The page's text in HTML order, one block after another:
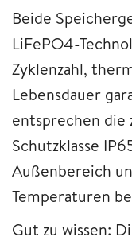
Beide
LiFePO4-
Zyklenzahl,
Lebensdauer
entsprechen die
Schutzklasse
Außenbereich
Temperaturen
Gut zu wissen: